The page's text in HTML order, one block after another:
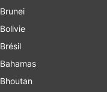
Brunei
Bolivie
Brésil
Bahamas
Bhoutan